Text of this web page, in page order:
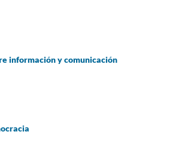
información y comunicación